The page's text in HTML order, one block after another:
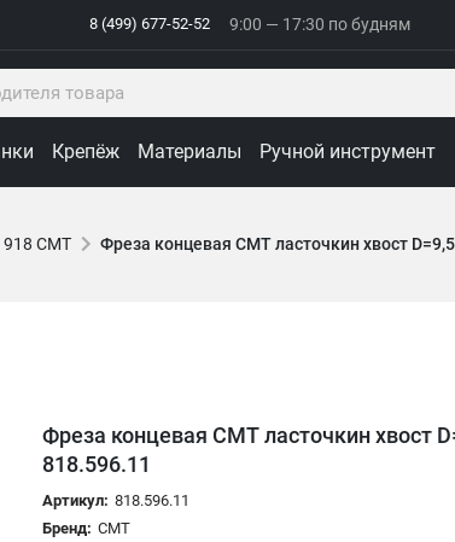
8 (499) 677-52-52 9:00 — 17:30 по будням
Крепёж Материалы Ручной инструмент
CMT Фреза концевая CMT ласточкин хвост
Фреза концевая CMT ласточкин хвост
818.596.11
Артикул: 818.596.11
Бренд: CMT